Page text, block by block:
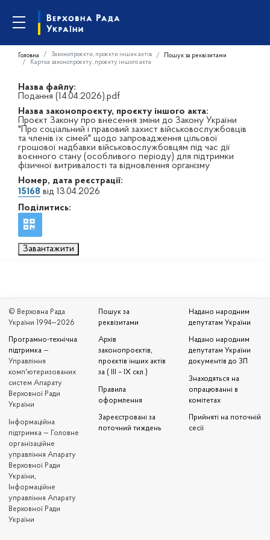
Головна Законопроєкти, проєкти інших актів
Пошук за реквізитами
Картка законопроєкту, проєкту іншого акта
Назва файлу:
Подання (14.04.2026).pdf
Назва законопроєкту, проєкту іншого акта:
Проєкт Закону про внесення зміни до Закону України
"Про соціальний і правовий захист військовослужбовців
та членів їх сімей" щодо запровадження цільової
грошової надбавки військовослужбовцям під час дії
воєнного стану (особливого періоду) для підтримки
фізичної витривалості та відновлення організму
Номер, дата реєстрації:
15168 від 13.04.2026
Поділитись:
Завантажити
© Верховна Рада
України 1994—2026
Програмно-технічна
підтримка —
Управління
комп'ютеризованих
систем Апарату
Верховної Ради
України
Iнформаційна
підтримка — Головне
організаційне
управління Апарату
Верховної Ради
України,
Інформаційне
управління Апарату
Верховної Ради
України
Пошук за
реквізитами
Архів
законопроєктів,
проєктів інших актів
за ( III – IX скл.)
Правила
оформлення
Зареєстровані за
поточний тиждень
Надано народним
депутатам України
Надано народним
депутатам України
документів до ЗП
Знаходяться на
опрацюванні в
комітетах
Прийняті на поточній
сесії